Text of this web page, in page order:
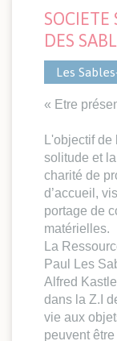
DES
Les
« Etre
L'objectif
solitude et
charité de
d’accueil,
portage de
matérielles.
La
Paul Les
Alfred
dans la Z.I
vie aux
peuvent